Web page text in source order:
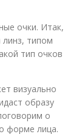
очки. Итак,
типом
тип очков
визуально
образу
о
форме лица.